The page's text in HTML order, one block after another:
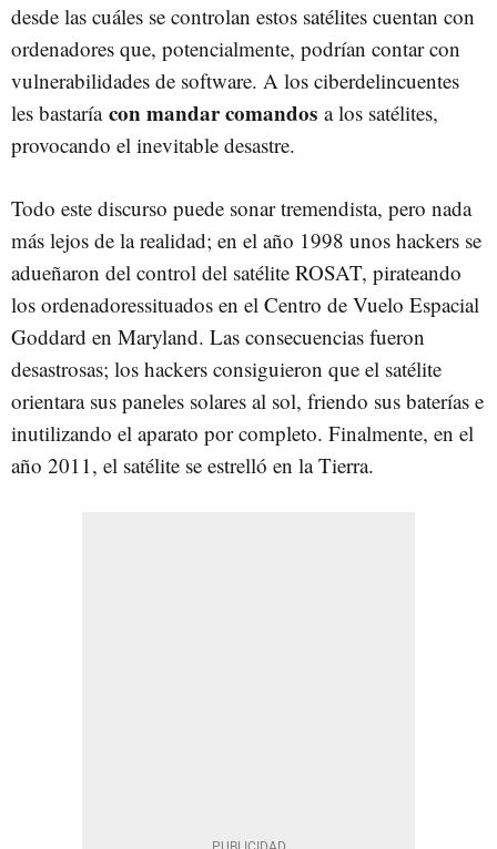
desde las cuáles se controlan estos satélites cuentan con
ordenadores que, potencialmente, podrían contar con
vulnerabilidades de software. A los ciberdelincuentes
les bastaría con mandar comandos a los satélites,
provocando el inevitable desastre.
Todo este discurso puede sonar tremendista, pero nada
más lejos de la realidad; en el año 1998 unos hackers se
adueñaron del control del satélite ROSAT, pirateando
los ordenadoressituados en el Centro de Vuelo Espacial
Goddard en Maryland. Las consecuencias fueron
desastrosas; los hackers consiguieron que el satélite
orientara sus paneles solares al sol, friendo sus baterías e
inutilizando el aparato por completo. Finalmente, en el
año 2011, el satélite se estrelló en la Tierra.